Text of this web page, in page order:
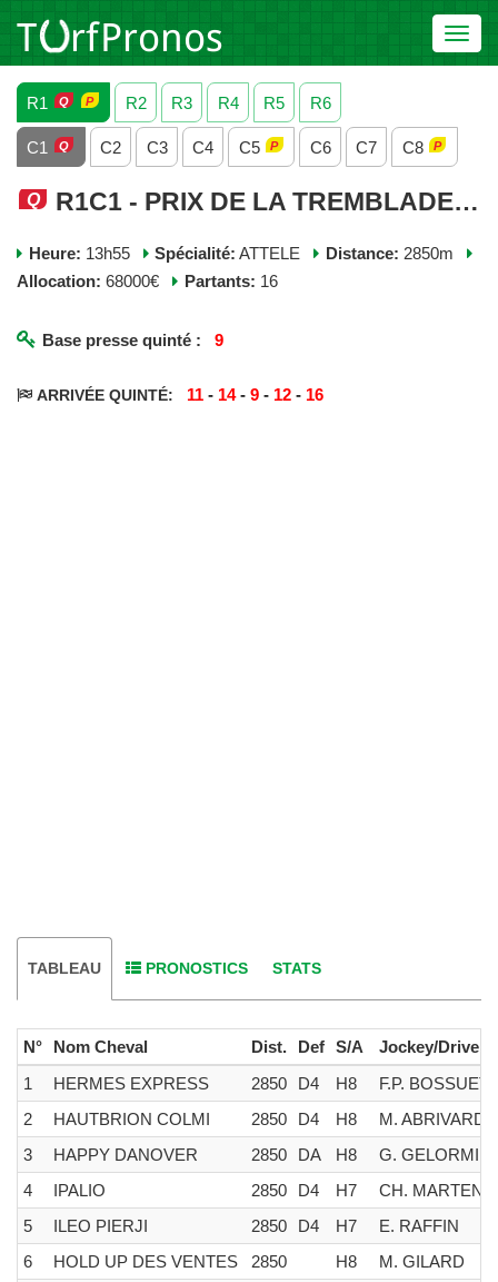
R1
R2 R3 R4 R5 R6
C1 C2 C3 C4 C5 C6 C7 C8
R1C1 - PRIX DE LA TREMBLADE - MERCREDI 17 DECEMBRE 2025
Heure: 13h55 Spécialité: ATTELE Distance: 2850m
Allocation: 68000€ Partants: 16
Base presse quinté : 9
ARRIVÉE QUINTÉ: 11 - 14-9 - 12 - 16
TABLEAU PRONOSTICS STATS
N° Nom Cheval Dist. Def S/A
Jockey/Driver
1
HERMES EXPRESS 2850 D4 H8
F.P. BOSSUET
2
HAUTBRION COLMI 2850 D4 H8
M. ABRIVARD
3
HAPPY DANOVER 2850 DA H8
G. GELORMINI
4
IPALIO 2850 D4 H7
CH. MARTENS
5
ILEO PIERJI 2850 D4 H7
E. RAFFIN
6
HOLD UP DES VENTES 2850 H8
M. GILARD